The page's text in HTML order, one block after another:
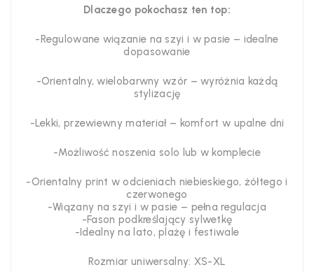
Dlaczego pokochasz ten top:
-Regulowane wiązanie na szyi i w pasie – idealne
dopasowanie
-Orientalny, wielobarwny wzór – wyróżnia każdą
stylizację
-Lekki, przewiewny materiał – komfort w upalne dni
-Możliwość noszenia solo lub w komplecie
-Orientalny print w odcieniach niebieskiego, żółtego i
czerwonego
-Wiązany na szyi i w pasie – pełna regulacja
-Fason podkreślający sylwetkę
-Idealny na lato, plażę i festiwale
Rozmiar uniwersalny: XS-XL